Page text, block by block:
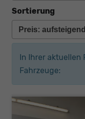
Sortierung
In Ihrer aktuellen
Fahrzeuge: